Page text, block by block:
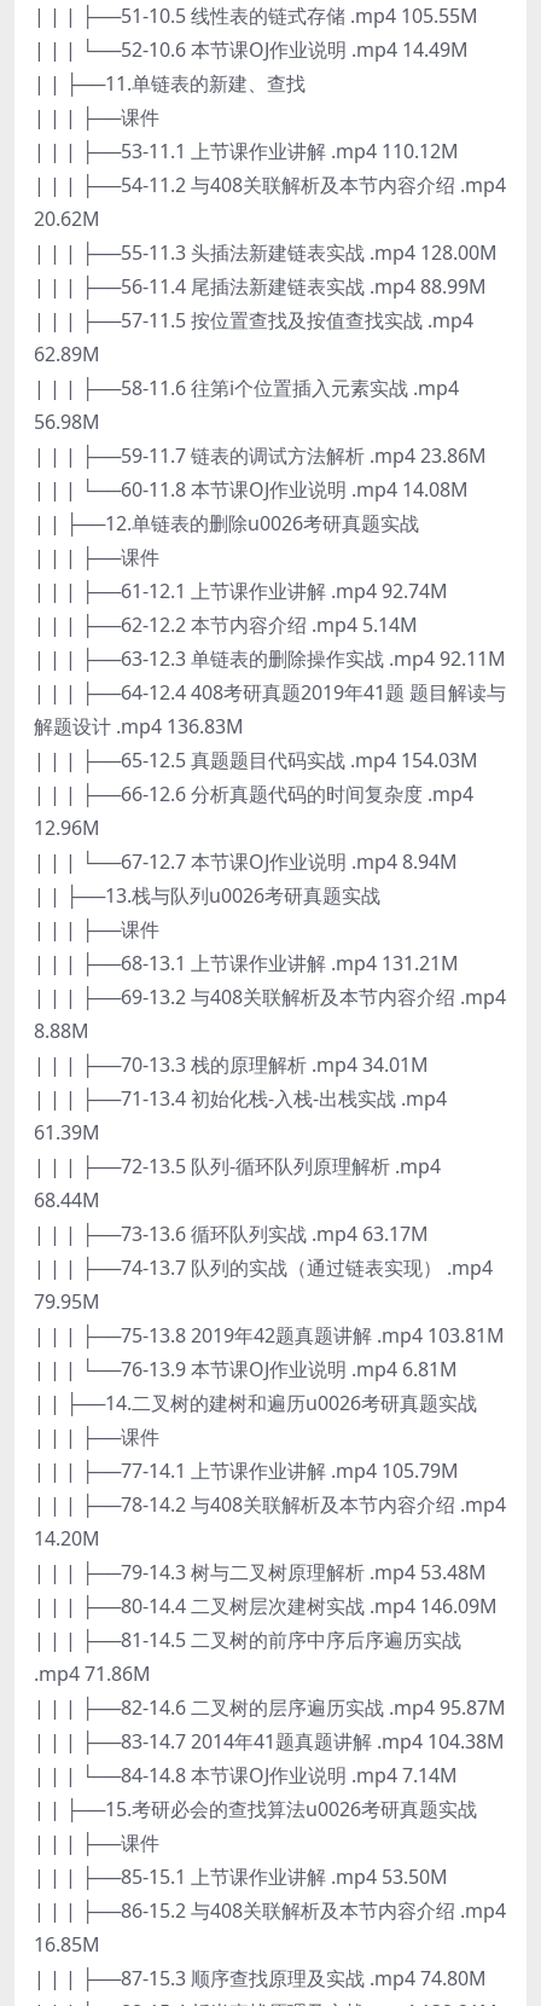
| | | ├──51-10.5 线性表的链式存储 .mp4 105.55M
| | | └──52-10.6 本节课OJ作业说明 .mp4 14.49M
| | ├──11.单链表的新建、查找
| | | ├──课件
| | | ├──53-11.1 上节课作业讲解 .mp4 110.12M
| | | ├──54-11.2 与408关联解析及本节内容介绍 .mp4
20.62M
| | | ├──55-11.3 头插法新建链表实战 .mp4 128.00M
| | | ├──56-11.4 尾插法新建链表实战 .mp4 88.99M
| | | ├──57-11.5 按位置查找及按值查找实战 .mp4
62.89M
| | | ├──58-11.6 往第i个位置插入元素实战 .mp4
56.98M
| | | ├──59-11.7 链表的调试方法解析 .mp4 23.86M
| | | └──60-11.8 本节课OJ作业说明 .mp4 14.08M
| | ├──12.单链表的删除u0026考研真题实战
| | | ├──课件
| | | ├──61-12.1 上节课作业讲解 .mp4 92.74M
| | | ├──62-12.2 本节内容介绍 .mp4 5.14M
| | | ├──63-12.3 单链表的删除操作实战 .mp4 92.11M
| | | ├──64-12.4 408考研真题2019年41题 题目解读与
解题设计 .mp4 136.83M
| | | ├──65-12.5 真题题目代码实战 .mp4 154.03M
| | | ├──66-12.6 分析真题代码的时间复杂度 .mp4
12.96M
| | | └──67-12.7 本节课OJ作业说明 .mp4 8.94M
| | ├──13.栈与队列u0026考研真题实战
| | | ├──课件
| | | ├──68-13.1 上节课作业讲解 .mp4 131.21M
| | | ├──69-13.2 与408关联解析及本节内容介绍 .mp4
8.88M
| | | ├──70-13.3 栈的原理解析 .mp4 34.01M
| | | ├──71-13.4 初始化栈-入栈-出栈实战 .mp4
61.39M
| | | ├──72-13.5 队列-循环队列原理解析 .mp4
68.44M
| | | ├──73-13.6 循环队列实战 .mp4 63.17M
| | | ├──74-13.7 队列的实战（通过链表实现） .mp4
79.95M
| | | ├──75-13.8 2019年42题真题讲解 .mp4 103.81M
| | | └──76-13.9 本节课OJ作业说明 .mp4 6.81M
| | ├──14.二叉树的建树和遍历u0026考研真题实战
| | | ├──课件
| | | ├──77-14.1 上节课作业讲解 .mp4 105.79M
| | | ├──78-14.2 与408关联解析及本节内容介绍 .mp4
14.20M
| | | ├──79-14.3 树与二叉树原理解析 .mp4 53.48M
| | | ├──80-14.4 二叉树层次建树实战 .mp4 146.09M
| | | ├──81-14.5 二叉树的前序中序后序遍历实战
.mp4 71.86M
| | | ├──82-14.6 二叉树的层序遍历实战 .mp4 95.87M
| | | ├──83-14.7 2014年41题真题讲解 .mp4 104.38M
| | | └──84-14.8 本节课OJ作业说明 .mp4 7.14M
| | ├──15.考研必会的查找算法u0026考研真题实战
| | | ├──课件
| | | ├──85-15.1 上节课作业讲解 .mp4 53.50M
| | | ├──86-15.2 与408关联解析及本节内容介绍 .mp4
16.85M
| | | ├──87-15.3 顺序查找原理及实战 .mp4 74.80M